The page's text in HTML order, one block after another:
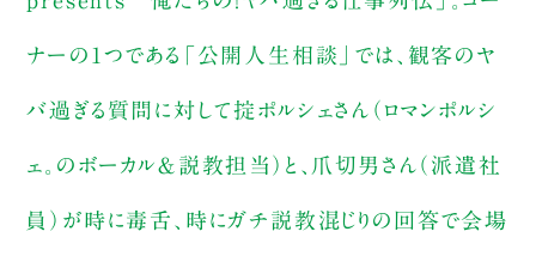
ナーの1つである「公開人生相談」では、観客のヤ
バ過ぎる質問に対して掟ポルシェさん（ロマンポルシ
ェ。のボーカル＆説教担当）と、爪切男さん（派遣社
員）が時に毒舌、時にガチ説教混じりの回答で会場